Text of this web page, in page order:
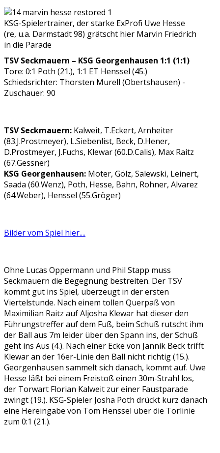
KSG-Spielertrainer, der starke ExProfi Uwe Hesse
(re, u.a. Darmstadt 98) grätscht hier Marvin Friedrich
in die Parade
TSV Seckmauern – KSG Georgenhausen 1:1 (1:1)
Tore: 0:1 Poth (21.), 1:1 ET Henssel (45.)
Schiedsrichter: Thorsten Murell (Obertshausen) -
Zuschauer: 90
TSV Seckmauern: Kalweit, T.Eckert, Arnheiter
(83.J.Prostmeyer), L.Siebenlist, Beck, D.Hener,
D.Prostmeyer, J.Fuchs, Klewar (60.D.Calis), Max Raitz
(67.Gessner)
KSG Georgenhausen: Moter, Gölz, Salewski, Leinert,
Saada (60.Wenz), Poth, Hesse, Bahn, Rohner, Alvarez
(64.Weber), Henssel (55.Gröger)
Bilder vom Spiel hier....
Ohne Lucas Oppermann und Phil Stapp muss
Seckmauern die Begegnung bestreiten. Der TSV
kommt gut ins Spiel, überzeugt in der ersten
Viertelstunde. Nach einem tollen Querpaß von
Maximilian Raitz auf Aljosha Klewar hat dieser den
Führungstreffer auf dem Fuß, beim Schuß rutscht ihm
der Ball aus 7m leider über den Spann ins, der Schuß
geht ins Aus (4.). Nach einer Ecke von Jannik Beck trifft
Klewar an der 16er-Linie den Ball nicht richtig (15.).
Georgenhausen sammelt sich danach, kommt auf. Uwe
Hesse läßt bei einem Freistoß einen 30m-Strahl los,
der Torwart Florian Kalweit zur einer Faustparade
zwingt (19.). KSG-Spieler Josha Poth drückt kurz danach
eine Hereingabe von Tom Henssel über die Torlinie
zum 0:1 (21.).